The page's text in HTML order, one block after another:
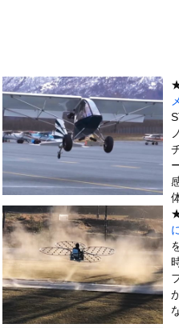
【画像】温泉美女さん、濡れタオルで
かわいい彼女のために美味しい料理を
【動画】ヒョウ2頭が木に登って激しい
道路脇で男性が缶切断していたドラム缶
【黒歴史】こういう昔の大学ヤリサー
韓国人「安貞桓が韓国代表に激怒！『
ケンタッキーとか言う唐揚げ屋ｗｗｗｗ
【画像】このAVが性癖ブッ刺さりで精
【悲報】味噌ラーメンで行列、出来ない
【中国】男の子が爆竹に点火 マンホー
【画像】伊藤舞雪とかいうＡＶ女優ｗ